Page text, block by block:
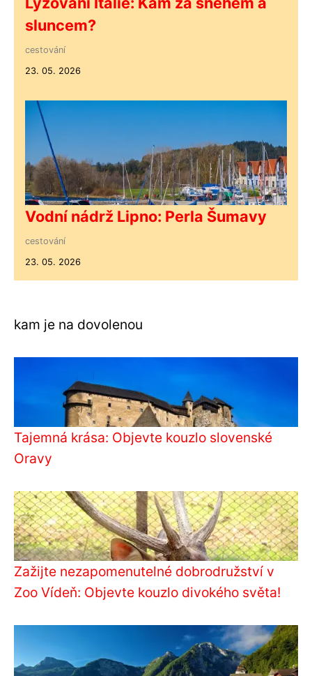
sluncem?
cestování
23. 05. 2026
Vodní nádrž Lipno: Perla Šumavy
cestování
23. 05. 2026
kam je na dovolenou
Tajemná krása: Objevte kouzlo slovenské
Oravy
Zažijte nezapomenutelné dobrodružství v
Zoo Vídeň: Objevte kouzlo divokého světa!